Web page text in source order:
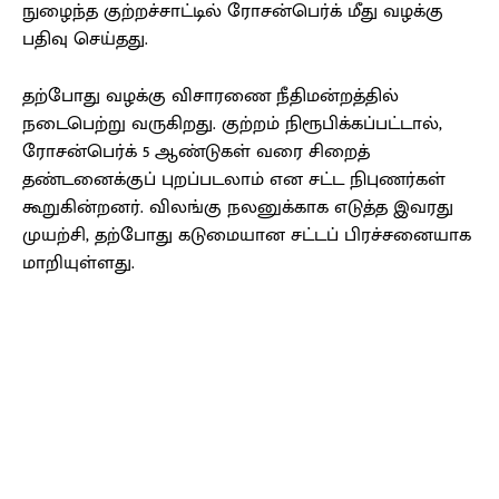
நுழைந்த குற்றச்சாட்டில் ரோசன்பெர்க் மீது வழக்கு
பதிவு செய்தது.
தற்போது வழக்கு விசாரணை நீதிமன்றத்தில்
நடைபெற்று வருகிறது. குற்றம் நிரூபிக்கப்பட்டால்,
ரோசன்பெர்க் 5 ஆண்டுகள் வரை சிறைத்
தண்டனைக்குப் புறப்படலாம் என சட்ட நிபுணர்கள்
கூறுகின்றனர். விலங்கு நலனுக்காக எடுத்த இவரது
முயற்சி, தற்போது கடுமையான சட்டப் பிரச்சனையாக
மாறியுள்ளது.